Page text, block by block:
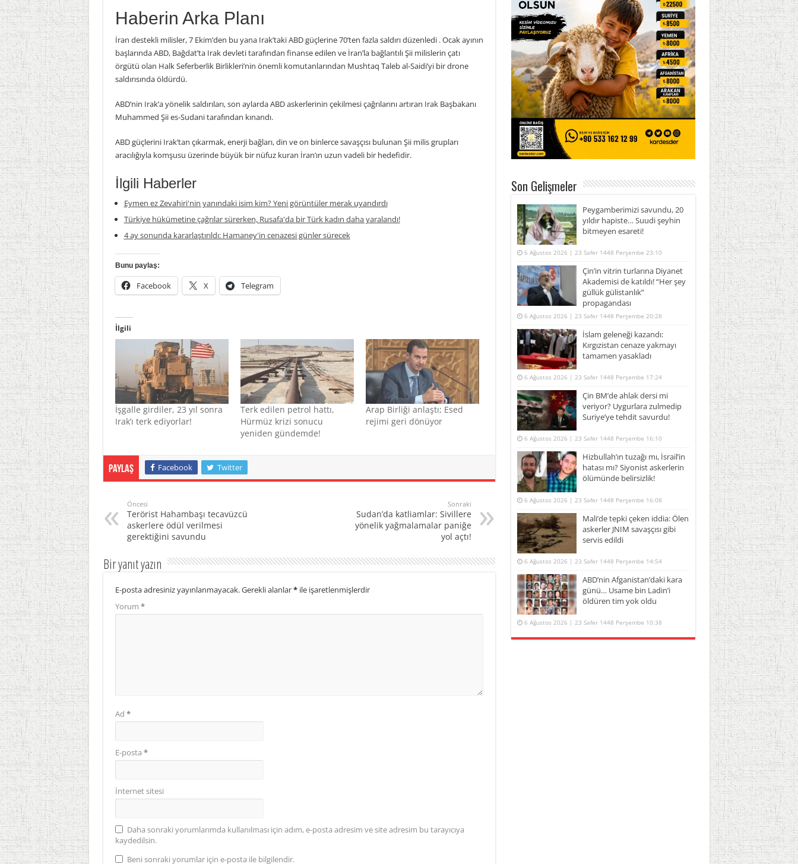
Haberin Arka Planı
İran destekli milisler, 7 Ekim’den bu yana Irak’taki ABD güçlerine 70’ten fazla saldırı düzenledi . Ocak ayının
başlarında ABD, Bağdat’ta Irak devleti tarafından finanse edilen ve İran’la bağlantılı Şii milislerin çatı
örgütü olan Halk Seferberlik Birlikleri’nin önemli komutanlarından Mushtaq Taleb al-Saidi’yi bir drone
saldırısında öldürdü.
ABD’nin Irak’a yönelik saldırıları, son aylarda ABD askerlerinin çekilmesi çağrılarını artıran Irak Başbakanı
Muhammed Şii es-Sudani tarafından kınandı.
ABD güçlerini Irak’tan çıkarmak, enerji bağları, din ve on binlerce savaşçısı bulunan Şii milis grupları
aracılığıyla komşusu üzerinde büyük bir nüfuz kuran İran’ın uzun vadeli bir hedefidir.
İlgili Haberler
Eymen ez Zevahiri'nin yanındaki isim kim? Yeni görüntüler merak uyandırdı
Türkiye hükümetine çağrılar sürerken, Rusafa'da bir Türk kadın daha yaralandı!
4 ay sonunda kararlaştırıldı: Hamaney'in cenazesi günler sürecek
Bunu paylaş:
Facebook X Telegram
İlgili
İşgalle girdiler, 23 yıl sonra
Irak’ı terk ediyorlar!
Terk edilen petrol hattı,
Hürmüz krizi sonucu
yeniden gündemde!
Arap Birliği anlaştı; Esed
rejimi geri dönüyor
Paylaş Facebook Twitter
Öncesi
Terörist Hahambaşı tecavüzcü
askerlere ödül verilmesi
gerektiğini savundu
Sonraki
Sudan’da katliamlar: Sivillere
yönelik yağmalamalar paniğe
yol açtı!
Bir yanıt yazın
E-posta adresiniz yayınlanmayacak.Gerekli alanlar*ile işaretlenmişlerdir
Yorum *
Ad *
E-posta *
İnternet sitesi
Daha sonraki yorumlarımda kullanılması için adım, e-posta adresim ve site adresim bu tarayıcıya
kaydedilsin.
Beni sonraki yorumlar için e-posta ile bilgilendir.
Son Gelişmeler
Peygamberimizi savundu, 20
yıldır hapiste… Suudi şeyhin
bitmeyen esareti!
6 Ağustos 2026 | 23 Safer 1448 Perşembe 23:10
Çin’in vitrin turlarına Diyanet
Akademisi de katıldı! “Her şey
güllük gülistanlık”
propagandası
6 Ağustos 2026 | 23 Safer 1448 Perşembe 20:28
İslam geleneği kazandı:
Kırgızistan cenaze yakmayı
tamamen yasakladı
6 Ağustos 2026 | 23 Safer 1448 Perşembe 17:24
Çin BM’de ahlak dersi mi
veriyor? Uygurlara zulmedip
Suriye’ye tehdit savurdu!
6 Ağustos 2026 | 23 Safer 1448 Perşembe 16:10
Hizbullah’ın tuzağı mı, İsrail’in
hatası mı? Siyonist askerlerin
ölümünde belirsizlik!
6 Ağustos 2026 | 23 Safer 1448 Perşembe 16:08
Mali’de tepki çeken iddia: Ölen
askerler JNIM savaşçısı gibi
servis edildi
6 Ağustos 2026 | 23 Safer 1448 Perşembe 14:54
ABD’nin Afganistan’daki kara
günü… Usame bin Ladin’i
öldüren tim yok oldu
6 Ağustos 2026 | 23 Safer 1448 Perşembe 10:38